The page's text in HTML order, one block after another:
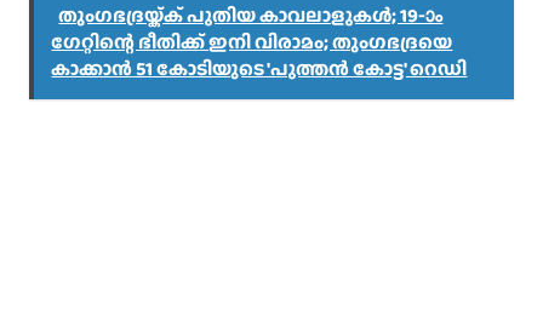
തുംഗഭദ്രയ്ക്ക് പുതിയ കാവലാളുകൾ; 19-ാം
ഗേറ്റിന്റെ ഭീതിക്ക് ഇനി വിരാമം; തുംഗഭദ്രയെ
കാക്കാൻ 51 കോടിയുടെ 'പുത്തൻ കോട്ട' റെഡി